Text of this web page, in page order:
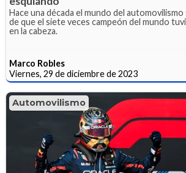
Hace una década el mundo del
de que el siete veces campeón del mundo
en la cabeza.
Marco Robles
Viernes, 29 de diciembre de 2023
Automovilismo